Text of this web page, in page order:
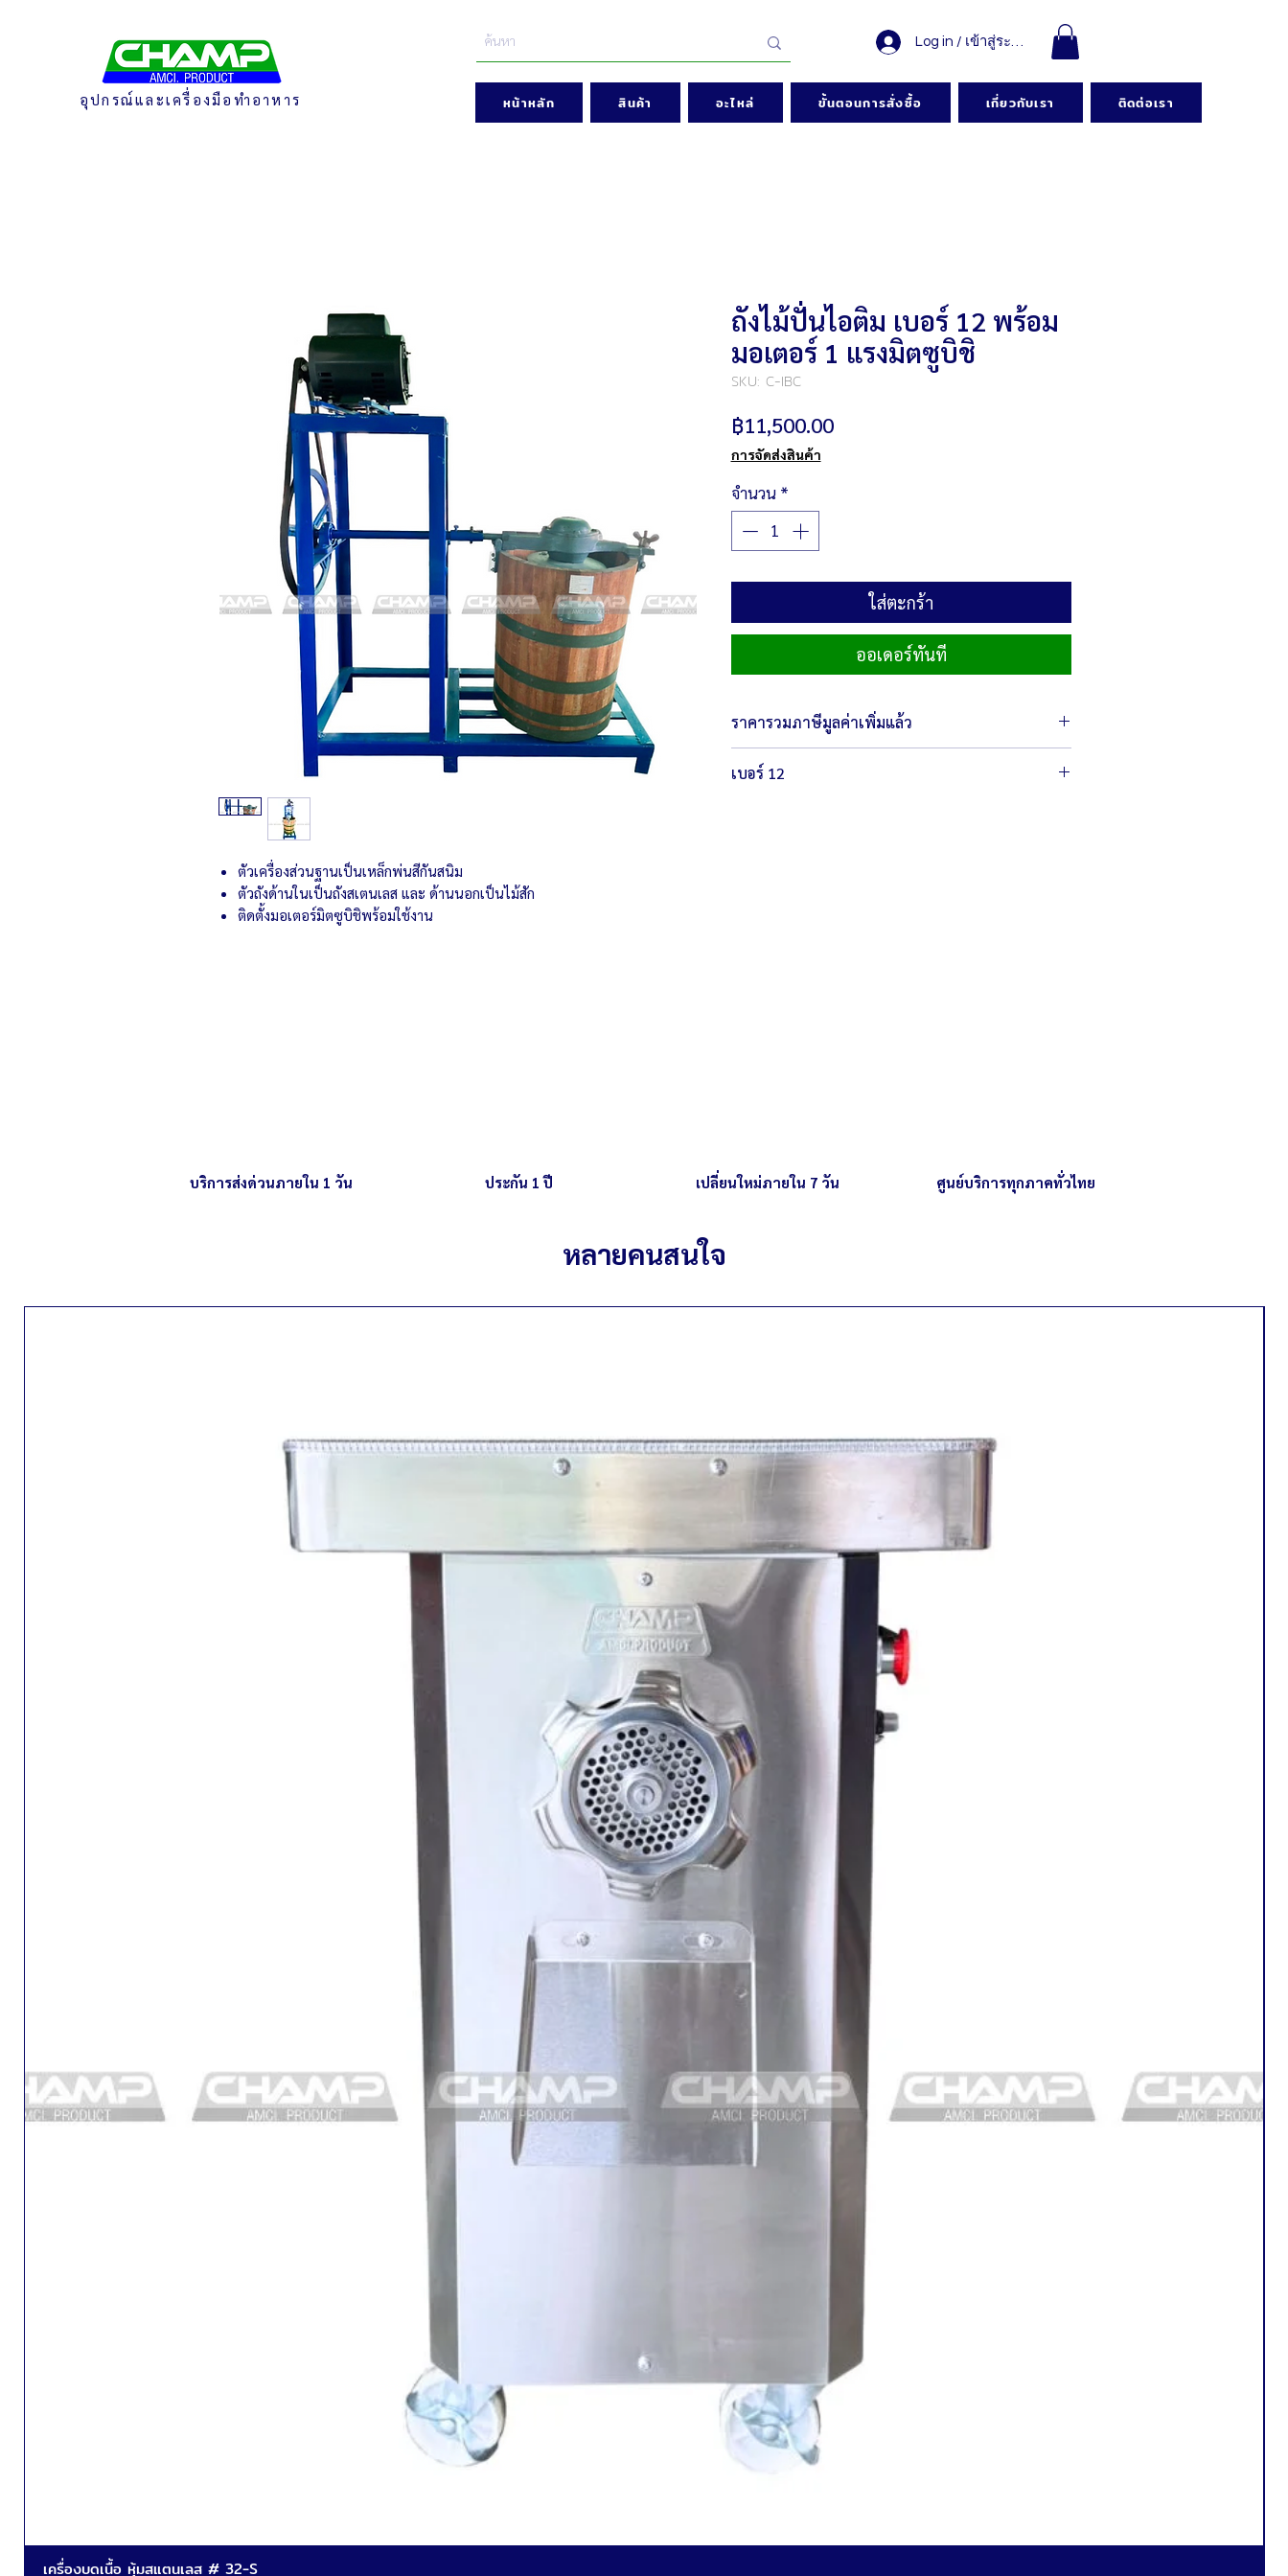
อุปกรณ์และเครื่องมือทำอาหาร
Log in / เข้าสู่ระบบ
หน้าหลัก สินค้า อะไหล่ ขั้นตอนการสั่งซื้อ เกี่ยวกับเรา ติดต่อเรา
ตัวเครื่องส่วนฐานเป็นเหล็กพ่นสีกันสนิม
ตัวถังด้านในเป็นถังสเตนเลส และ ด้านนอกเป็นไม้สัก
ติดตั้งมอเตอร์มิตซูบิชิพร้อมใช้งาน
ถังไม้ปั่นไอติม เบอร์ 12 พร้อม
มอเตอร์ 1 แรงมิตซูบิชิ
SKU: C-IBC
฿11,500.00ราคา
การจัดส่งสินค้า
จำนวน *
ใส่ตะกร้า
ออเดอร์ทันที
ราคารวมภาษีมูลค่าเพิ่มแล้ว
เบอร์ 12
บริการส่งด่วนภายใน 1 วัน ประกัน 1 ปี เปลี่ยนใหม่ภายใน 7 วัน ศูนย์บริการทุกภาคทั่วไทย
หลายคนสนใจ
เครื่องบดเนื้อ หุ้มสแตนเลส # 32-S